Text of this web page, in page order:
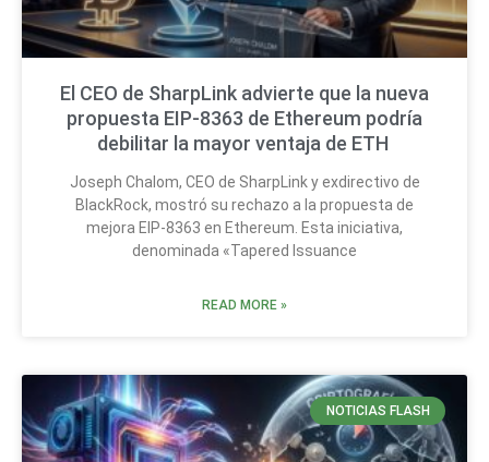
El CEO de SharpLink advierte que la nueva
propuesta EIP-8363 de Ethereum podría
debilitar la mayor ventaja de ETH
Joseph Chalom, CEO de SharpLink y exdirectivo de
BlackRock, mostró su rechazo a la propuesta de
mejora EIP-8363 en Ethereum. Esta iniciativa,
denominada «Tapered Issuance
READ MORE »
NOTICIAS FLASH